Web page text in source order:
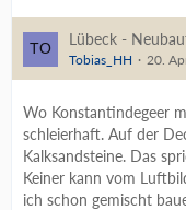
Lübeck -
Tobias_HH 20.
Wo Konstantindegeer
schleierhaft. Auf der
Kalksandsteine. Das
Keiner kann vom
ich schon gemischt